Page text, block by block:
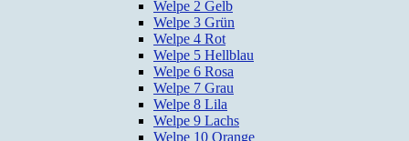
Welpe 2 Gelb
Welpe 3 Grün
Welpe 4 Rot
Welpe 5 Hellblau
Welpe 6 Rosa
Welpe 7 Grau
Welpe 8 Lila
Welpe 9 Lachs
Welpe 10 Orange